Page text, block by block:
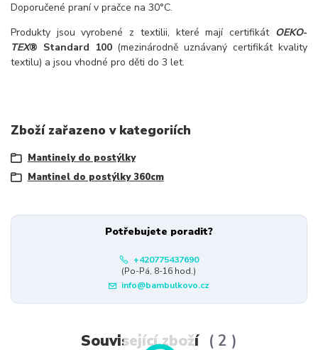
Doporučené praní v pračce na 30°C.
Produkty jsou vyrobené z textilii, které mají certifikát OEKO-
TEX® Standard 100(mezinárodně uznávaný certifikát kvality
textilu) a jsou vhodné pro děti do 3 let.
Zboží zařazeno v kategoriích
Mantinely do postýlky
Mantinel do postýlky 360cm
Potřebujete poradit?
+420775437690
(Po-Pá, 8-16 hod.)
info@bambulkovo.cz
Související zboží 2